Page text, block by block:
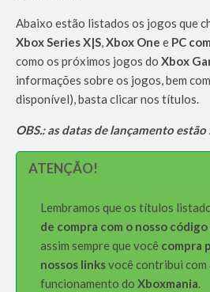
Abaixo estão listados os jogos que
Xbox Series X|S,Xbox One e PC
como os próximos jogos do Xbox
informações sobre os jogos, bem
disponível), basta clicar nos títulos.
OBS.: as datas de lançamento
ATENÇÃO!
Lembramos que os títulos
de compra com o nosso
assim sempre que você compra
nossos linksvocê contribui com
funcionamento do Xboxmania.